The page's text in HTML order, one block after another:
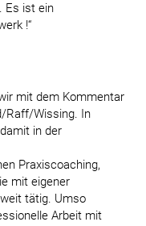
Es ist ein
!“
mit dem Kommentar
Raff/Wissing. In
in der
Praxiscoaching,
mit eigener
tätig. Umso
Arbeit mit